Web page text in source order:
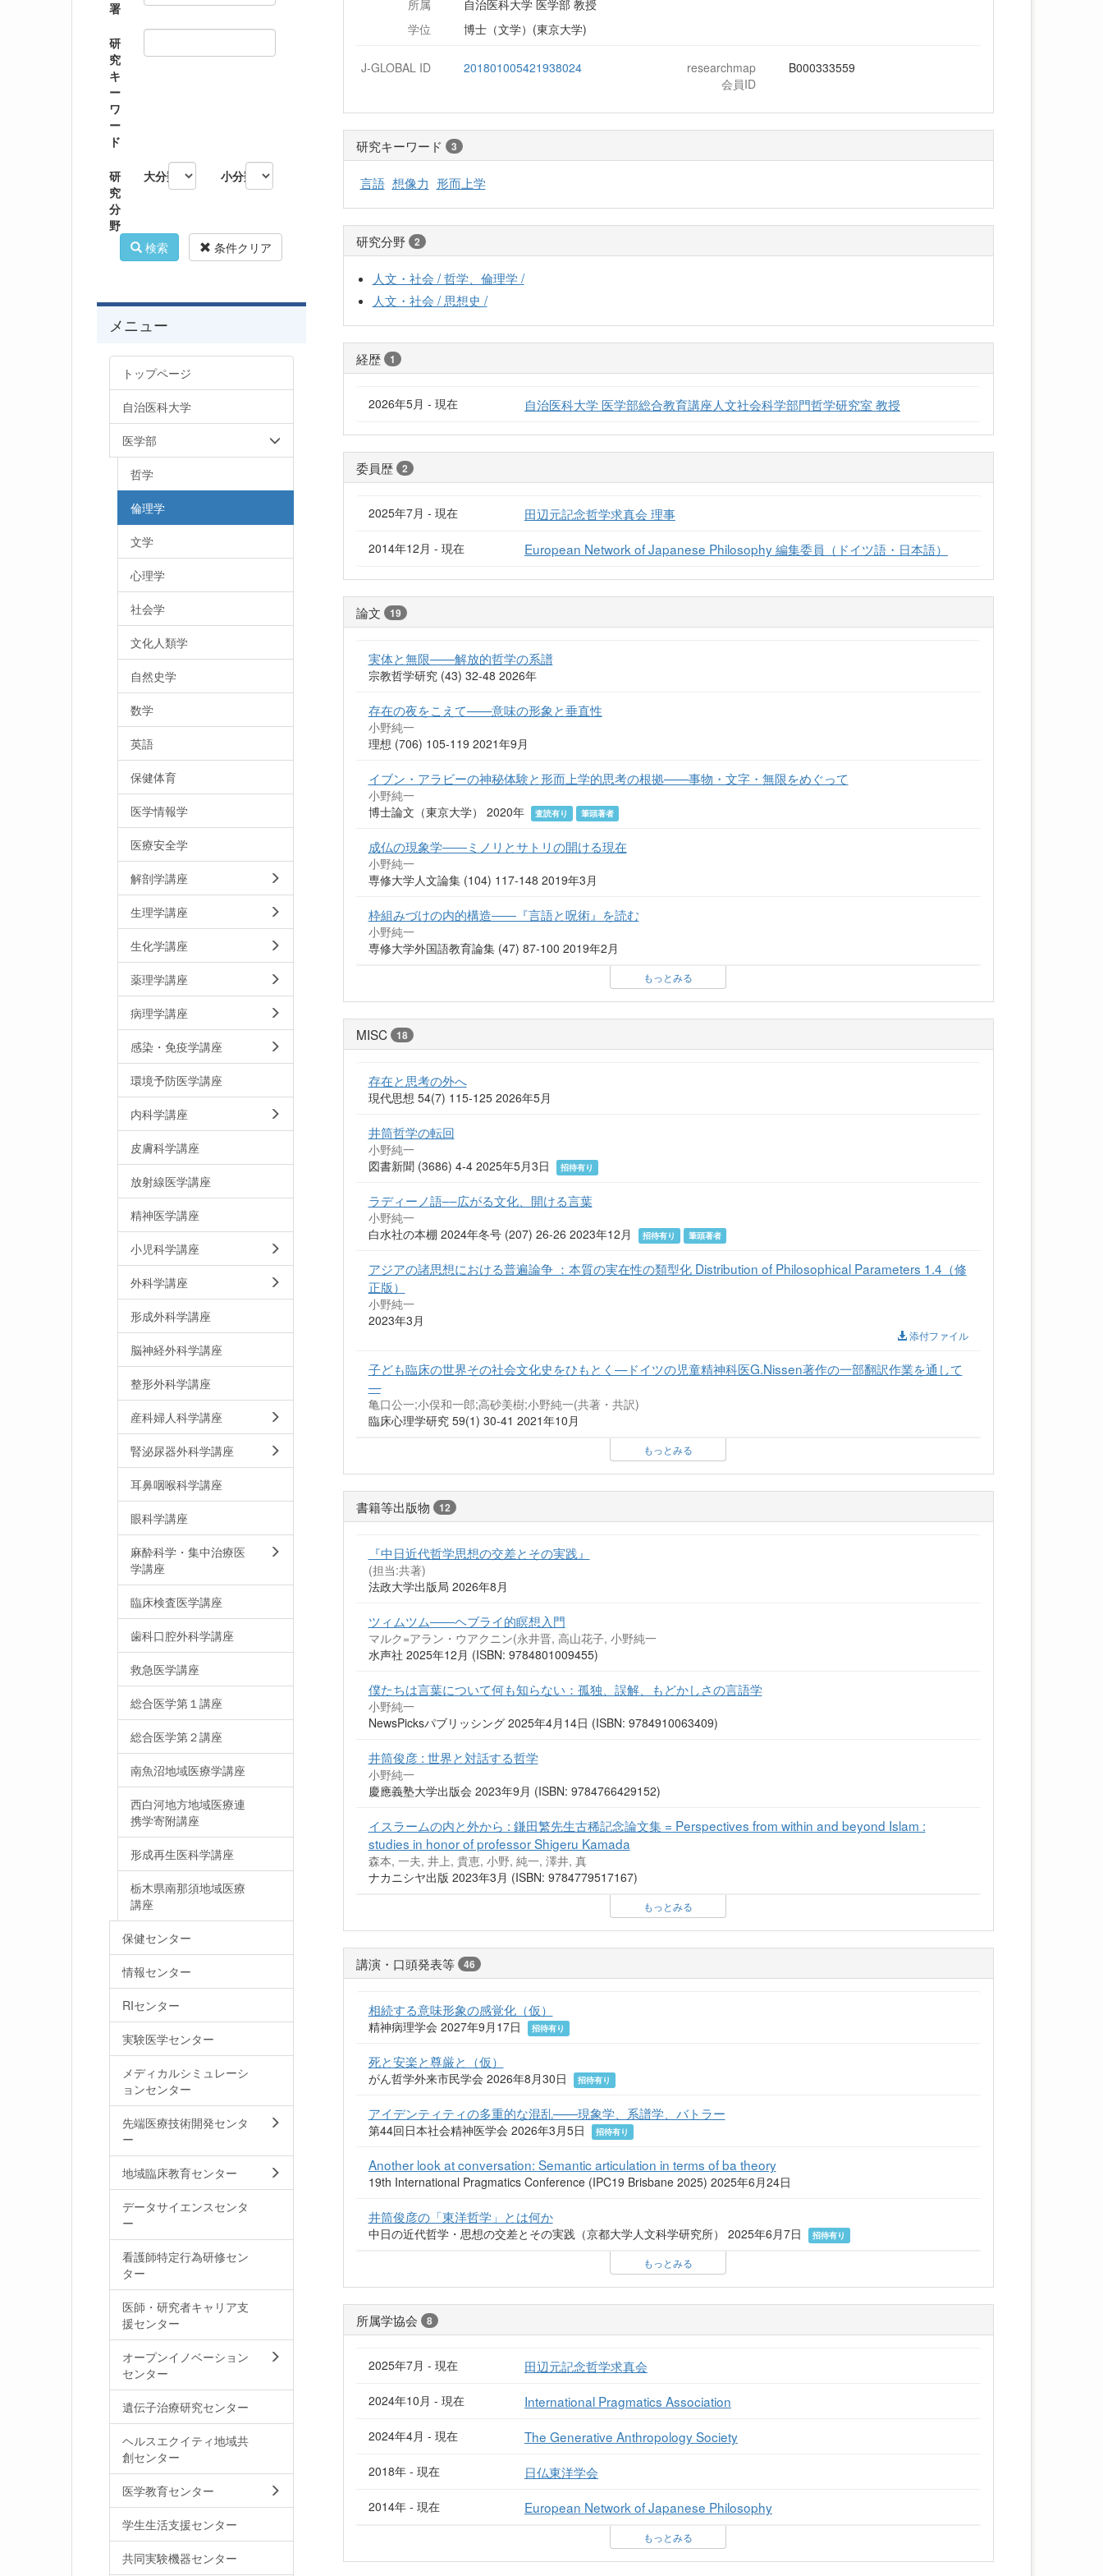
所属
自治医科大学 医学部 教授
学位
博士（文学）(東京大学)
J-GLOBAL ID 201801005421938024
researchmap
会員ID
B000333559
研究キーワード 3
言語 想像力 形而上学
研究分野 2
人文・社会 / 哲学、倫理学 /
人文・社会 / 思想史 /
経歴 1
2026年5月 - 現在 自治医科大学 医学部総合教育講座人文社会科学部門哲学研究室 教授
委員歴 2
2025年7月 - 現在 田辺元記念哲学求真会 理事
2014年12月 - 現在 European Network of Japanese Philosophy 編集委員（ドイツ語・日本語）
論文 19
実体と無限——解放的哲学の系譜
宗教哲学研究 (43) 32-48 2026年
存在の夜をこえて——意味の形象と垂直性
小野純一
理想 (706) 105-119 2021年9月
イブン・アラビーの神秘体験と形而上学的思考の根拠——事物・文字・無限をめぐって
小野純一
博士論文（東京大学） 2020年
査読有り 筆頭著者
成仏の現象学――ミノリとサトリの開ける現在
小野純一
専修大学人文論集 (104) 117-148 2019年3月
枠組みづけの内的構造――『言語と呪術』を読む
小野純一
専修大学外国語教育論集 (47) 87-100 2019年2月
もっとみる
MISC 18
存在と思考の外へ
現代思想 54(7) 115-125 2026年5月
井筒哲学の転回
小野純一
図書新聞 (3686) 4-4 2025年5月3日
招待有り
ラディーノ語––広がる文化、開ける言葉
小野純一
白水社の本棚 2024年冬号 (207) 26-26 2023年12月
招待有り 筆頭著者
アジアの諸思想における普遍論争 ：本質の実在性の類型化 Distribution of Philosophical Parameters 1.4（修
正版）
小野純一
2023年3月
添付ファイル
子ども臨床の世界その社会文化史をひもとく—ドイツの児童精神科医G.Nissen著作の一部翻訳作業を通して
—
亀口公一;小俣和一郎;高砂美樹;小野純一(共著・共訳)
臨床心理学研究 59(1) 30-41 2021年10月
もっとみる
書籍等出版物 12
『中日近代哲学思想の交差とその実践』
(担当:共著)
法政大学出版局 2026年8月
ツィムツム――ヘブライ的瞑想入門
マルク=アラン・ウアクニン(永井晋, 高山花子, 小野純一
水声社 2025年12月 (ISBN: 9784801009455)
僕たちは言葉について何も知らない：孤独、誤解、もどかしさの言語学
小野純一
NewsPicksパブリッシング 2025年4月14日 (ISBN: 9784910063409)
井筒俊彦 : 世界と対話する哲学
小野純一
慶應義塾大学出版会 2023年9月 (ISBN: 9784766429152)
イスラームの内と外から : 鎌田繁先生古稀記念論文集 = Perspectives from within and beyond Islam :
studies in honor of professor Shigeru Kamada
森本, 一夫, 井上, 貴恵, 小野, 純一, 澤井, 真
ナカニシヤ出版 2023年3月 (ISBN: 9784779517167)
もっとみる
講演・口頭発表等 46
相続する意味形象の感覚化（仮）
精神病理学会 2027年9月17日 招待有り
死と安楽と尊厳と（仮）
がん哲学外来市民学会 2026年8月30日 招待有り
アイデンティティの多重的な混乱——現象学、系譜学、バトラー
第44回日本社会精神医学会 2026年3月5日 招待有り
Another look at conversation: Semantic articulation in terms of ba theory
19th International Pragmatics Conference (IPC19 Brisbane 2025) 2025年6月24日
井筒俊彦の「東洋哲学」とは何か
中日の近代哲学・思想の交差とその実践（京都大学人文科学研究所） 2025年6月7日 招待有り
もっとみる
所属学協会 8
2025年7月 - 現在 田辺元記念哲学求真会
2024年10月 - 現在 International Pragmatics Association
2024年4月 - 現在 The Generative Anthropology Society
2018年 - 現在 日仏東洋学会
2014年 - 現在 European Network of Japanese Philosophy
もっとみる
署
研
究
キ
ー
ワ
ー
ド
研
究
分
野
大分類 小分類
検索 条件クリア
メニュー
トップページ
自治医科大学
医学部
哲学
倫理学
文学
心理学
社会学
文化人類学
自然史学
数学
英語
保健体育
医学情報学
医療安全学
解剖学講座
生理学講座
生化学講座
薬理学講座
病理学講座
感染・免疫学講座
環境予防医学講座
内科学講座
皮膚科学講座
放射線医学講座
精神医学講座
小児科学講座
外科学講座
形成外科学講座
脳神経外科学講座
整形外科学講座
産科婦人科学講座
腎泌尿器外科学講座
耳鼻咽喉科学講座
眼科学講座
麻酔科学・集中治療医
学講座
臨床検査医学講座
歯科口腔外科学講座
救急医学講座
総合医学第１講座
総合医学第２講座
南魚沼地域医療学講座
西白河地方地域医療連
携学寄附講座
形成再生医科学講座
栃木県南那須地域医療
講座
保健センター
情報センター
RIセンター
実験医学センター
メディカルシミュレーシ
ョンセンター
先端医療技術開発センタ
ー
地域臨床教育センター
データサイエンスセンタ
ー
看護師特定行為研修セン
ター
医師・研究者キャリア支
援センター
オープンイノベーション
センター
遺伝子治療研究センター
ヘルスエクイティ地域共
創センター
医学教育センター
学生生活支援センター
共同実験機器センター